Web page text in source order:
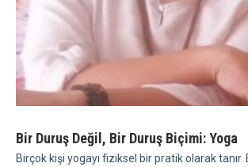
Bir Duruş Değil, Bir Duruş Biçimi: Yoga
Birçok kişi yogayı fiziksel bir pratik olarak tanır.